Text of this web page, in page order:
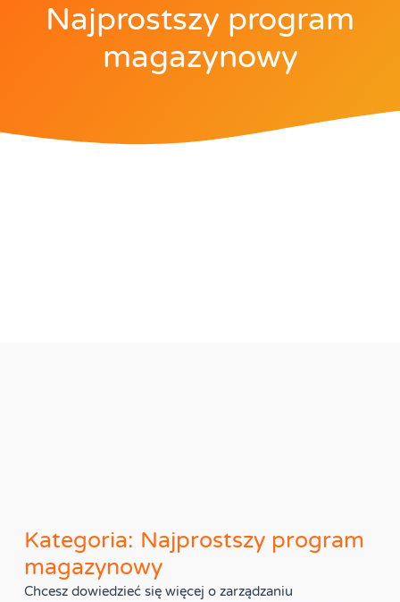
Najprostszy program
magazynowy
Kategoria: Najprostszy program
magazynowy
Chcesz dowiedzieć się więcej o zarządzaniu